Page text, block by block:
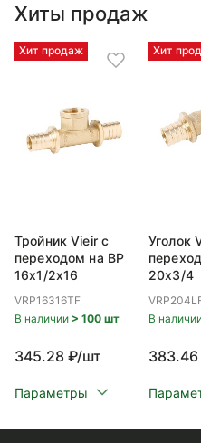
Хиты продаж
Хит продаж
Тройник Vieir с
переходом на ВР
16x1/2x16
VRP16316TF
В наличии > 100 шт
345.28 ₽/шт
Параметры
Хит
Уголок
20x3/4
В